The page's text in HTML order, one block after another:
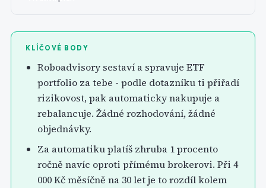
KLÍČOVÉ BODY
Roboadvisory sestaví a spravuje ETF
portfolio za tebe - podle dotazníku ti přiřadí
rizikovost, pak automaticky nakupuje a
rebalancuje. Žádné rozhodování, žádné
objednávky.
Za automatiku platíš zhruba 1 procento
ročně navíc oproti přímému brokerovi. Při 4
000 Kč měsíčně na 30 let je to rozdíl kolem